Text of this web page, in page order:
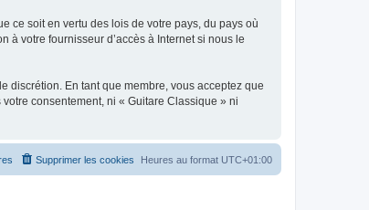
ce soit en vertu des lois de votre pays, du pays où
votre fournisseur d’accès à Internet si nous le
discrétion. En tant que membre, vous acceptez que
consentement, ni « Guitare Classique » ni
Heures au format UTC+01:00
Supprimer les cookies